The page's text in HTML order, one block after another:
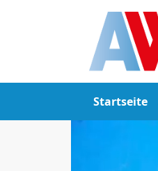
Startseite